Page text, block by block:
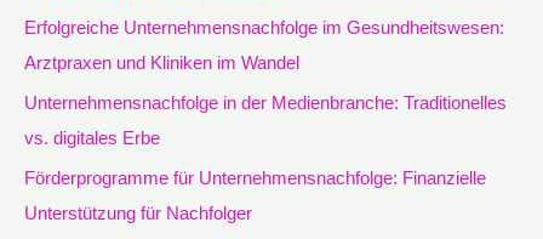
Erfolgreiche Unternehmensnachfolge im Gesundheitswesen:
Arztpraxen und Kliniken im Wandel
Unternehmensnachfolge in der Medienbranche: Traditionelles
vs. digitales Erbe
Förderprogramme für Unternehmensnachfolge: Finanzielle
Unterstützung für Nachfolger